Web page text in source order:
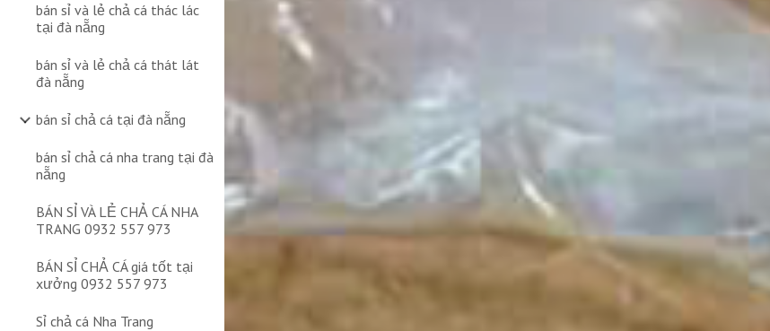
bán sỉ và lẻ chả cá thác lác
tại đà nẵng
bán sỉ và lẻ chả cá thát lát
đà nẵng
bán sỉ chả cá tại đà nẵng
bán sỉ chả cá nha trang tại đà
nẵng
BÁN SỈ VÀ LẺ CHẢ CÁ NHA
TRANG 0932 557 973
BÁN SỈ CHẢ CÁ giá tốt tại
xưởng 0932 557 973
Sỉ chả cá Nha Trang